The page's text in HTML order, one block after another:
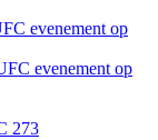
evenement op
evenement op
273